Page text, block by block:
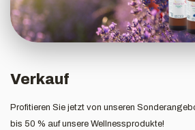
Verkauf
Profitieren Sie jetzt von unseren
bis 50 % auf unsere Wellnessprodukte!